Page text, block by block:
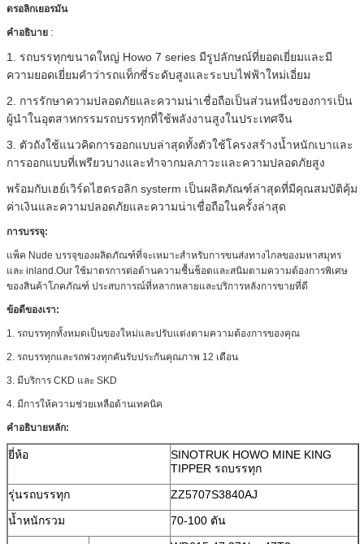
ดรอลิกเยอรมัน
คำอธิบาย :
1. รถบรรทุกขนาดใหญ่ Howo 7 series มีรูปลักษณ์ที่ยอดเยี่ยมและมี
ความยอดเยี่ยมคำว่ารถแท็กซี่ระดับสูงและระบบไฟฟ้าใหม่เอี่ยม
2. การรักษาความปลอดภัยและความน่าเชื่อถือเป็นส่วนหนึ่งของการเป็น
ผู้นำในอุตสาหกรรมรถบรรทุกที่ใช้พลังงานสูงในประเทศจีน
3. ตัวถังใช้แนวคิดการออกแบบล่าสุดทั้งตัวใช้โครงสร้างน้ำหนักเบาและ
การออกแบบที่เพรียวบางและทำจากมลภาวะและความปลอดภัยสูง
พร้อมกับเฮย์เวิร์ดไฮดรอลิก systerm เป็นผลิตภัณฑ์ล่าสุดที่มีคุณสมบัติคุ้ม
ค่าเงินและความปลอดภัยและความน่าเชื่อถือในครั้งล่าสุด
การบรรจุ:
แพ็ค Nude บรรจุของผลิตภัณฑ์ที่จะเหมาะสำหรับการขนส่งทางไกลของมหาสมุทร
และ inland.Our ใช้มาตรการต่อต้านความชื้นช็อตและสนิมตามความต้องการพิเศษ
ของสินค้าโภคภัณฑ์ ประสบการณ์ที่หลากหลายและบริการหลังการขายที่ดี
ข้อดีของเรา:
1. รถบรรทุกทั้งหมดเป็นของใหม่และปรับแต่งตามความต้องการของคุณ
2. รถบรรทุกและรถพ่วงทุกคันรับประกันคุณภาพ 12 เดือน
3. มีบริการ CKD และ SKD
4. มีการให้ความช่วยเหลือด้านเทคนิค
คำอธิบายหลัก:
ยี่ห้อ
SINOTRUK HOWO MINE KING
TIPPER รถบรรทุก
รุ่นรถบรรทุก
ZZ5707S3840AJ
น้ำหนักรวม
70-100 ตัน